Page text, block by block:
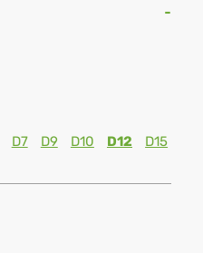
D7 D9 D10 D12
D15